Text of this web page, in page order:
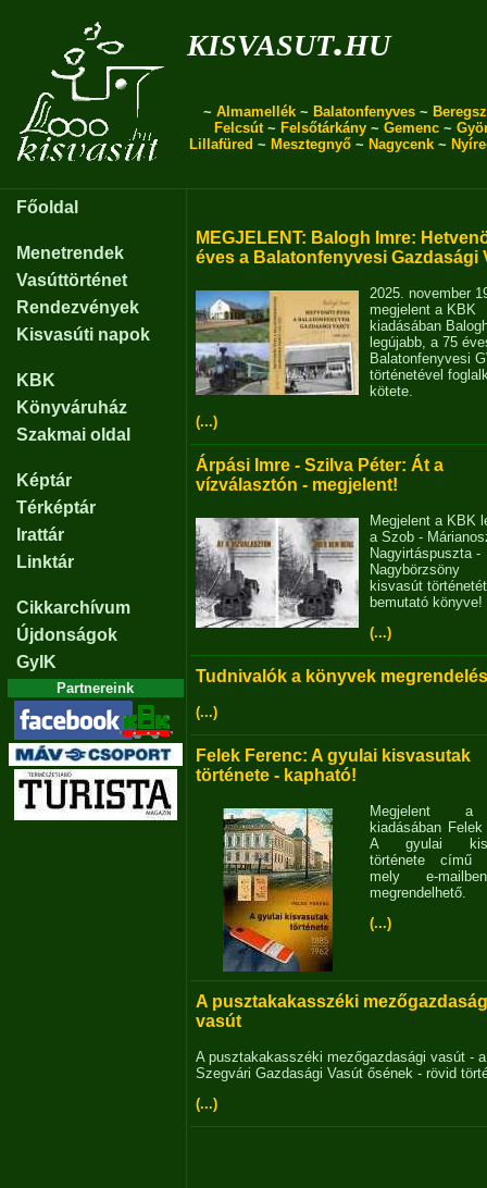
kisvasut.hu
~ Almamellék ~ Balatonfenyves ~
Felcsút~ Felsőtárkány ~ Gemenc ~
Lillafüred ~ Mesztegnyő ~ Nagycenk ~
Főoldal
Menetrendek
Vasúttörténet
Rendezvények
Kisvasúti napok
KBK
Könyváruház
Szakmai oldal
Képtár
Térképtár
Irattár
Linktár
Cikkarchívum
Újdonságok
GyIK
Partnereink
MEGJELENT: Balogh Imre:
éves a Balatonfenyvesi Gazdasági
2025. november
megjelent a KBK
kiadásában
legújabb, a 75
Balatonfenyvesi
történetével
kötete.
(...)
Árpási Imre - Szilva Péter: Át a
vízválasztón - megjelent!
Megjelent a KBK
a Szob -
Nagyirtáspuszta -
Nagybörzsöny
kisvasút történetét
bemutató könyve!
(...)
Tudnivalók a könyvek
(...)
Felek Ferenc: A gyulai kisvasutak
története - kapható!
Megjelent
kiadásában
A gyulai
története című
mely e-
megrendelhető.
(...)
A pusztakakasszéki
vasút
A pusztakakasszéki mezőgazdasági vasút - a
Szegvári Gazdasági Vasút ősének - rövid
(...)